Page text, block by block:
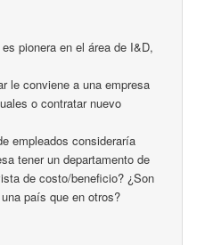
pionera en el área de I&D,
le conviene a una empresa
o contratar nuevo
empleados consideraría
tener un departamento de
de costo/beneficio? ¿Son
país que en otros?